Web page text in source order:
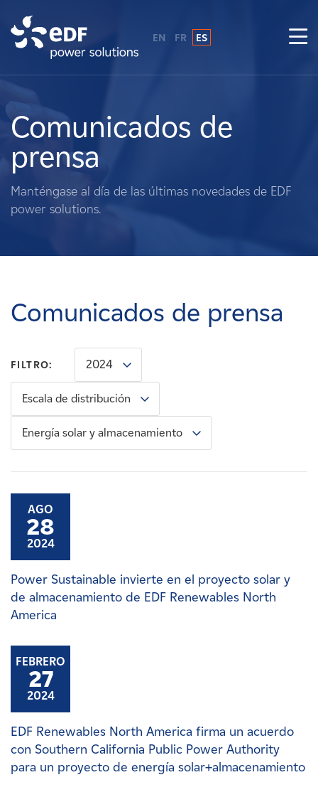
Sobre nosotros
Qué hacemos
Terratenientes
Carreras
Noticias
Contacte con
Afiliados
EN FR ES
Comunicados de
prensa
Manténgase al día de las últimas novedades de EDF
power solutions.
Comunicados de prensa
FILTRO: 2024
Escala de distribución
Energía solar y almacenamiento
AGO
28
2024
Power Sustainable invierte en el proyecto solar y
de almacenamiento de EDF Renewables North
America
FEBRERO
27
2024
EDF Renewables North America firma un acuerdo
con Southern California Public Power Authority
para un proyecto de energía solar+almacenamiento